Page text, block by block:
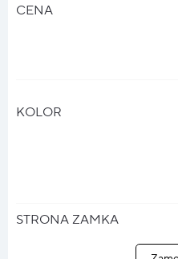
CENA
KOLOR
STRONA ZAMKA